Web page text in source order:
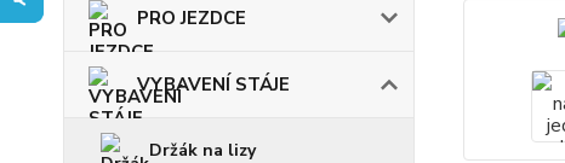
PRO JEZDCE
VYBAVENÍ STÁJE
Držák na lizy